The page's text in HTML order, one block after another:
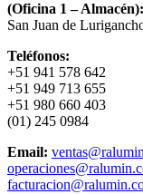
(Oficina 1 – Almacén):
San Juan de
Teléfonos:
+51 941 578 642
+51 949 713 655
+51 980 660 403
(01) 245 0984
Email: